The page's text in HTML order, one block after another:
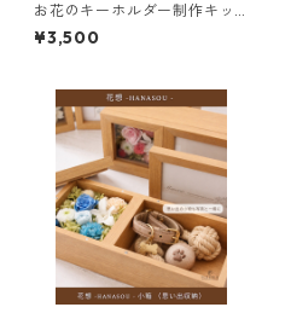
お花のキーホルダー制作キッ
ト（２個用）
¥3,500